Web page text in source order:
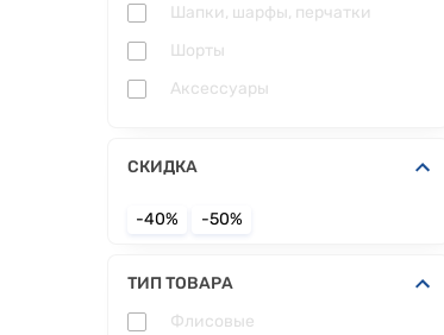
Шапки, шарфы, перчатки
Шорты
Аксессуары
СКИДКА
-40% -50%
ТИП ТОВАРА
Флисовые